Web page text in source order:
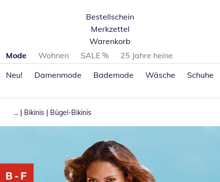
Bestellschein
Merkzettel
Warenkorb
Produktkategorien überspringen
Mode Wohnen SALE %
25 Jahre heine
Neu!
Damenmode Bademode Wäsche Schuhe
... | Bikinis | Bügel-Bikinis